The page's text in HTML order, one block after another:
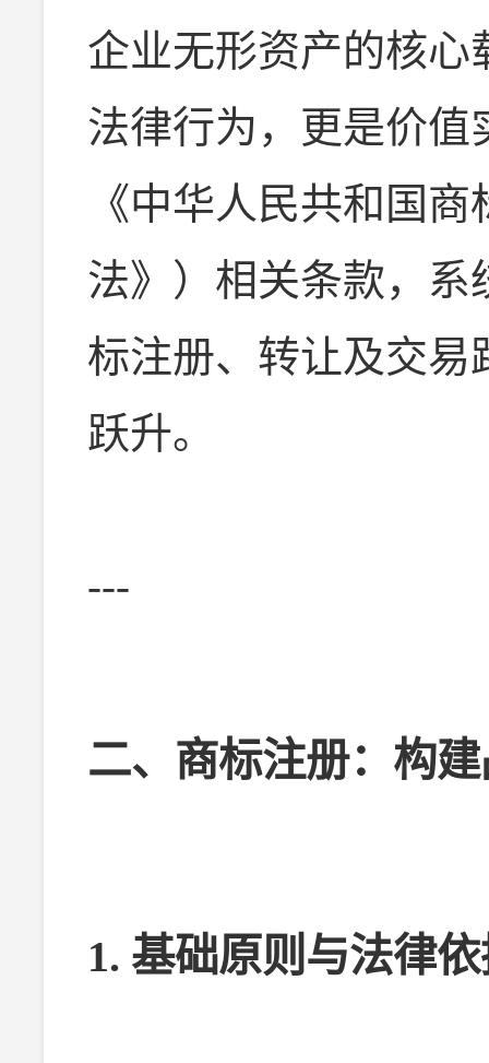
企业无形资产的核心
法律行为，更是价值
《中华人民共和国
法》）相关条款，系
标注册、转让及交易
跃升。
---
二、商标注册：构
1. 基础原则与法律